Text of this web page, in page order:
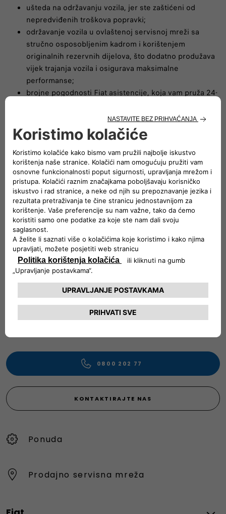
ušteda na održavanju vozila, jer ste zaštićeni od
nepredviđenih troškova popravki;
održavanje vozila u ovlaštenoj servisnoj mreži sa
stručno osposobljenim kadrom i korištenjem
originalnih rezervnih dijelova, što dodatno produžava
vijek trajanja vozila i osigurava maksimalne
performanse;
brojne pogodnosti Fiat asistencije, koja vam pruža 24-
dodatna vrijednost pri daljoj prodaji vozila, jer je paket
7 godina bezbrižnosti prenosiv. Uzpaket 7 godina
bezbrižnosti ostaje vam samo jedna briga – redovno
održavanje vašeg Fiat vozila.
Slijedite nam
POSVEĆENI TIM KOJI VAS PODRŽAVA
informacije i pomoć.
Slobodno zatražite konkretne detalje o našim vozilima,
pošaljite pritužbe ili dajte prijedloge za poboljšanje naše
0800 202 77
KONTAKTIRAJTE NAS
Ponuda
Prodajno servisna mreža